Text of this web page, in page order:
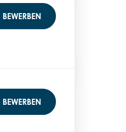
BEWERBEN
BEWERBEN